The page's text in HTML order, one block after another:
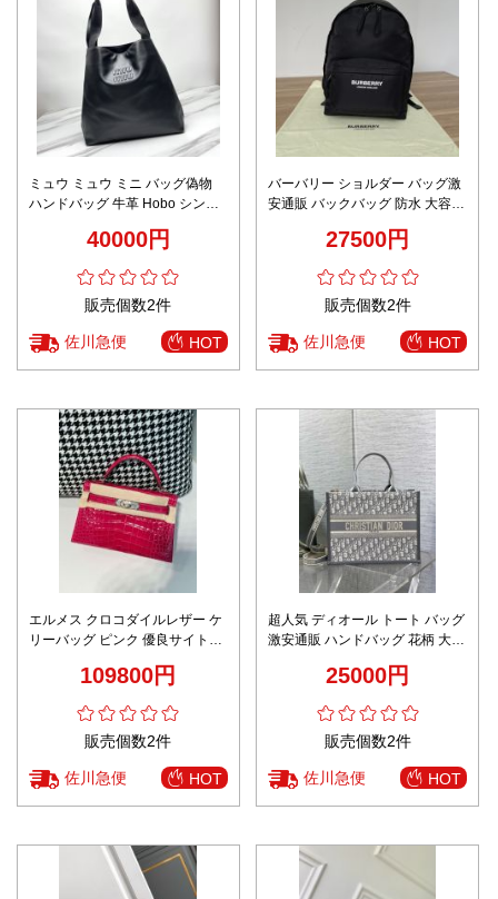
ミュウ ミュウ ミニ バッグ偽物
ハンドバッグ 牛革 Hobo シンプ
40000円
販売個数2件
佐川急便 HOT
バーバリー ショルダー バッグ激
安通販 バックバッグ 防水 大容量
27500円
販売個数2件
佐川急便 HOT
エルメス クロコダイルレザー ケ
リーバッグ ピンク 優良サイト
109800円
販売個数2件
佐川急便 HOT
超人気 ディオール トート バッグ
激安通販 ハンドバッグ 花柄 大容
25000円
販売個数2件
佐川急便 HOT